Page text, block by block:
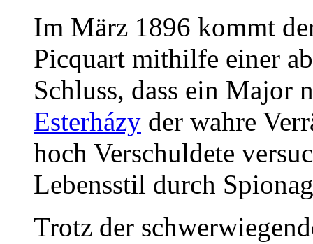
Im März 1896 kommt
Picquart mithilfe einer
Schluss, dass ein Major
Esterházy der wahre
hoch Verschuldete
Lebensstil durch
Trotz der